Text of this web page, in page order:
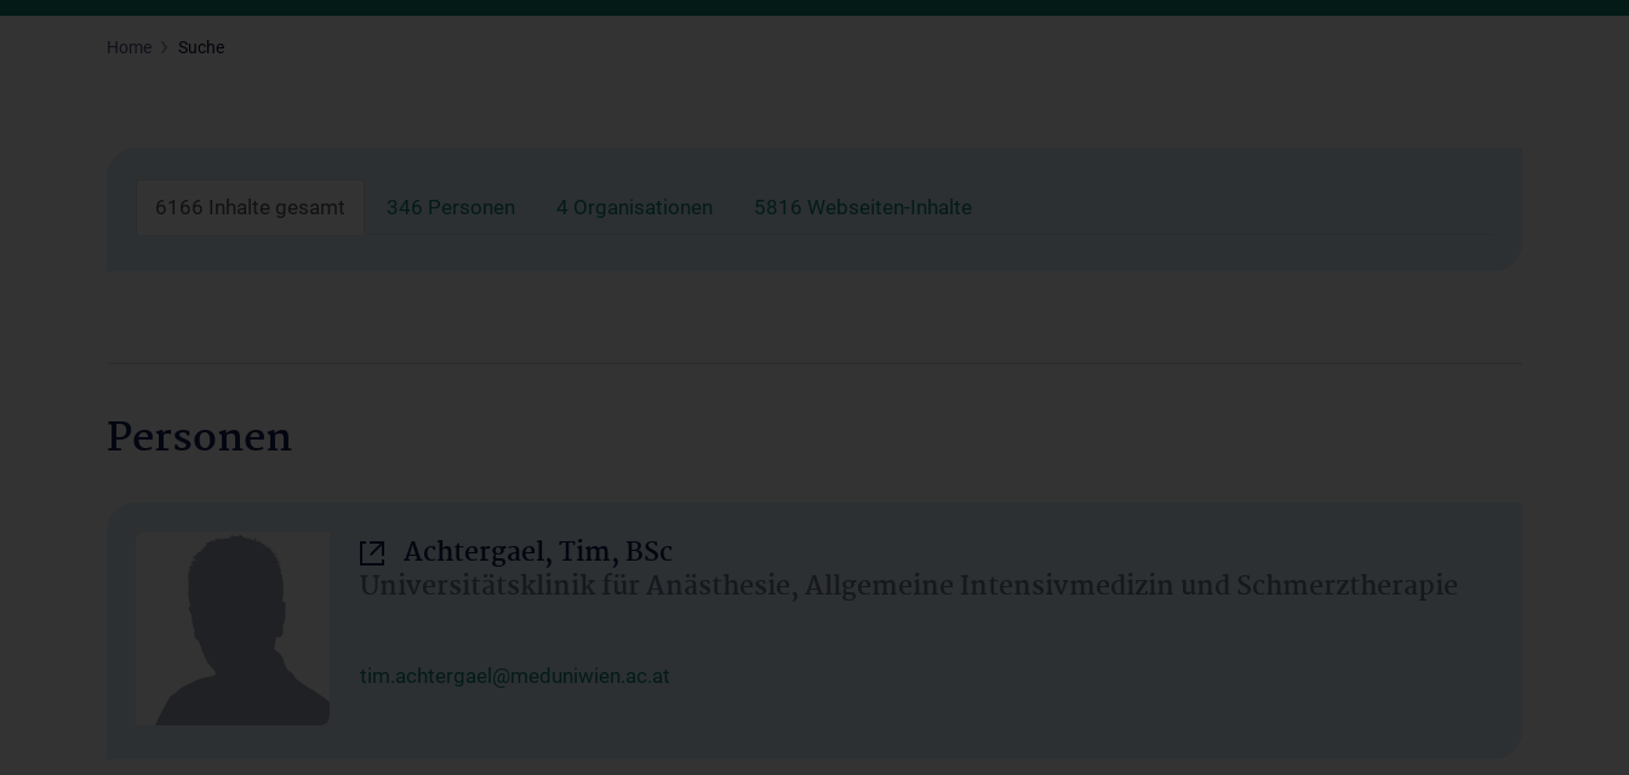
Home Suche
6166 Inhalte gesamt 346 Personen 4 Organisationen 5816 Webseiten-Inhalte
Personen
Achtergael, Tim, BSc
Universitätsklinik für Anästhesie, Allgemeine Intensivmedizin und Schmerztherapie
tim.achtergael@meduniwien.ac.at